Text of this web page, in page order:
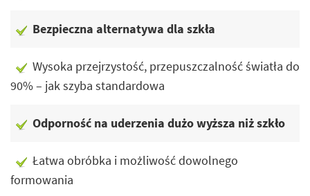
Bezpieczna alternatywa dla szkła
Wysoka przejrzystość, przepuszczalność światła do
90% – jak szyba standardowa
Odporność na uderzenia dużo wyższa niż szkło
Łatwa obróbka i możliwość dowolnego
formowania